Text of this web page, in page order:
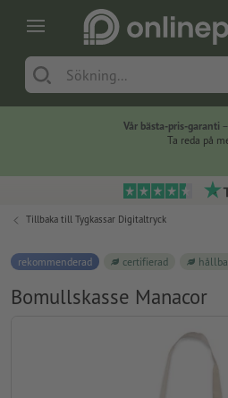
Vår bästa-pris-garanti
Ta reda på
Tillbaka till Tygkassar Digitaltryck
rekommenderad certifierad
Bomullskasse Manacor